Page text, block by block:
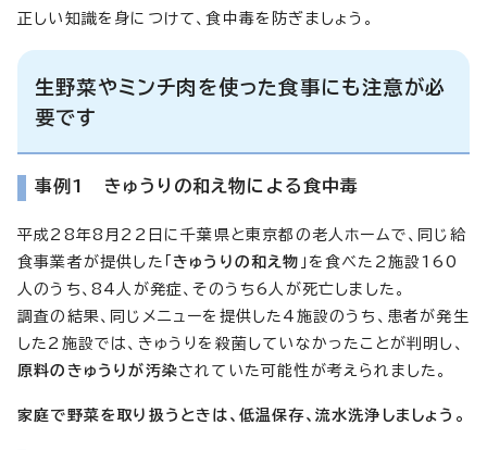
正しい知識を身につけて、食中毒を防ぎましょう。
生野菜やミンチ肉を使った食事にも注意が必
要です
事例1 きゅうりの和え物による食中毒
平成28年8月22日に千葉県と東京都の老人ホームで、同じ給
食事業者が提供した「 きゅうりの和え物 」を食べた2施設160
人のうち、84人が発症、そのうち6人が死亡しました。
調査の結果、同じメニューを提供した4施設のうち、患者が発生
した2施設では、きゅうりを殺菌していなかったことが判明し、
原料のきゅうりが汚染されていた可能性が考えられました。
家庭で野菜を取り扱うときは、低温保存、流水洗浄しましょう。